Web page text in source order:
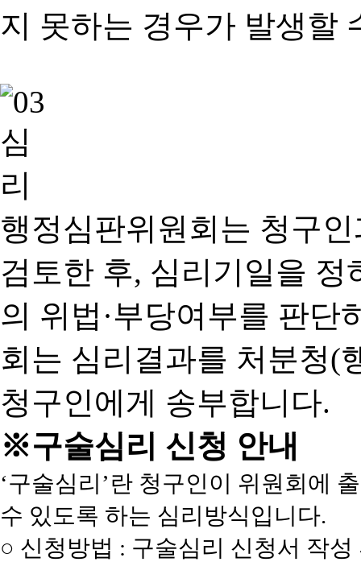
지 못하는 경우가 발생할
행정심판위원회는 청구
검토한 후, 심리기일을 정
의 위법·부당여부를 판단
회는 심리결과를 처분청(
청구인에게 송부합니다.
※구술심리 신청 안내
‘구술심리’란 청구인이 위원회에
수 있도록 하는 심리방식입니다.
○ 신청방법 : 구술심리 신청서 작